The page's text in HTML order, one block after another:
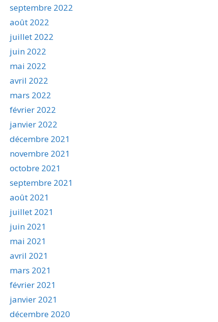
septembre 2022
août 2022
juillet 2022
juin 2022
mai 2022
avril 2022
mars 2022
février 2022
janvier 2022
décembre 2021
novembre 2021
octobre 2021
septembre 2021
août 2021
juillet 2021
juin 2021
mai 2021
avril 2021
mars 2021
février 2021
janvier 2021
décembre 2020